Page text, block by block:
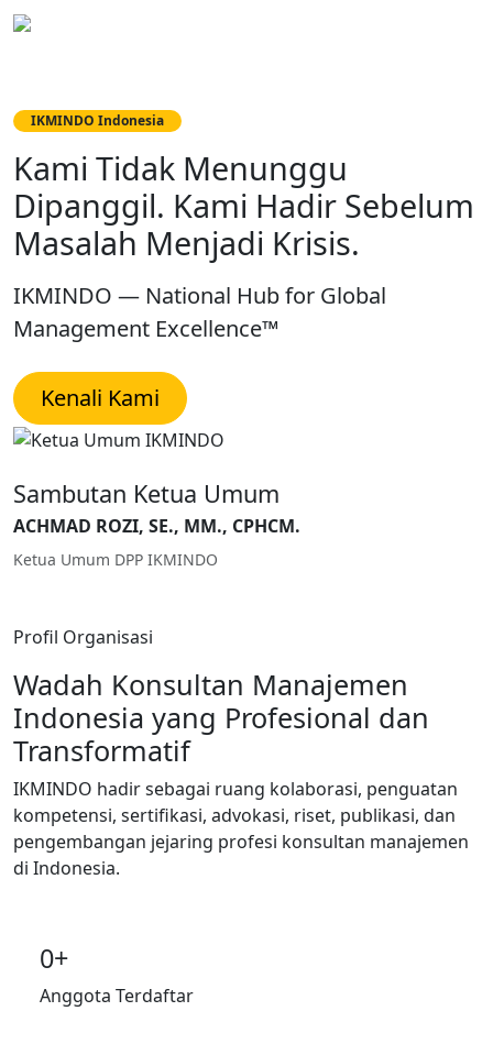
IKMINDO Indonesia
Kami Tidak Menunggu
Dipanggil. Kami Hadir Sebelum
Masalah Menjadi Krisis.
IKMINDO — National Hub for Global
Management Excellence™
Kenali Kami
IKMINDO Indonesia
Kompetensi Bisa Diklaim Siapa
Saja. Yang Bersertifikat, Hanya
Mereka yang Sudah Teruji.
Jalur Sertifikasi CMC · Standar Global · Diakui
Industri & Pemerintah
Mulai Jalur Sertifikasi
Sambutan Ketua Umum
ACHMAD ROZI, SE., MM., CPHCM.
Ketua Umum DPP IKMINDO
Profil Organisasi
Wadah Konsultan Manajemen
Indonesia yang Profesional dan
Transformatif
IKMINDO hadir sebagai ruang kolaborasi, penguatan
kompetensi, sertifikasi, advokasi, riset, publikasi, dan
pengembangan jejaring profesi konsultan manajemen
di Indonesia.
0+
Anggota Terdaftar